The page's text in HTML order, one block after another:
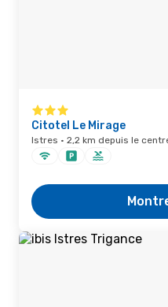
Citotel Le Mirage
Istres · 2,2 km depuis le